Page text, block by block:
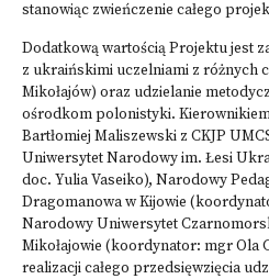
stanowiąc zwieńczenie całego
Dodatkową wartością Projektu jest
z ukraińskimi uczelniami z różnych
Mikołajów) oraz udzielanie
ośrodkom polonistyki.
Bartłomiej Maliszewski z CKJP
Uniwersytet Narodowy im. Łesi
doc. Yulia Vaseiko), Narodowy
Dragomanowa w Kijowie
Narodowy Uniwersytet
Mikołajowie (koordynator: mgr Ola
realizacji całego przedsięwzięcia